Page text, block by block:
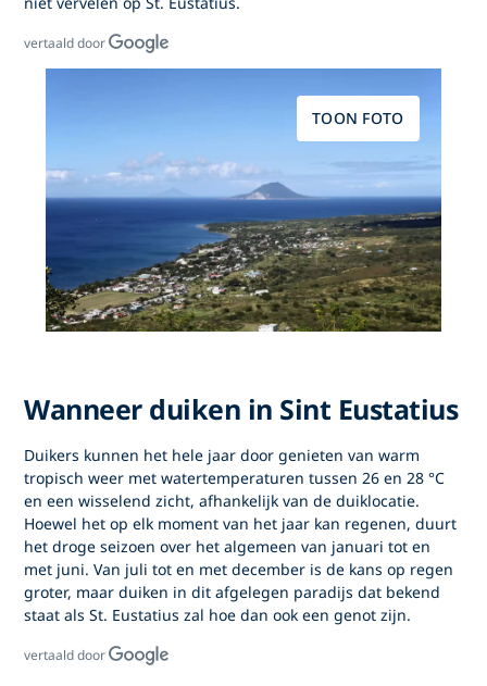
vertaald door
TOON FOTO
Wanneer duiken in Sint Eustatius
Duikers kunnen het hele jaar door genieten van warm
tropisch weer met watertemperaturen tussen 26 en 28 °C
en een wisselend zicht, afhankelijk van de duiklocatie.
Hoewel het op elk moment van het jaar kan regenen, duurt
het droge seizoen over het algemeen van januari tot en
met juni. Van juli tot en met december is de kans op regen
groter, maar duiken in dit afgelegen paradijs dat bekend
staat als St. Eustatius zal hoe dan ook een genot zijn.
vertaald door